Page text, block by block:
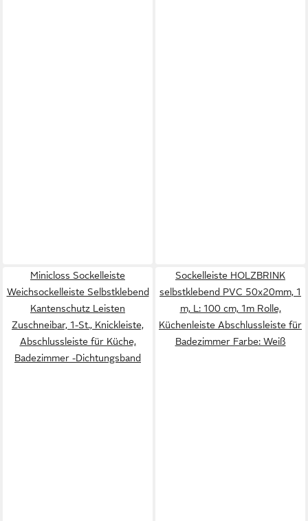
Minicloss Sockelleiste
Weichsockelleiste Selbstklebend
Kantenschutz Leisten
Zuschneibar, 1-St., Knickleiste,
Abschlussleiste für Küche,
Badezimmer -Dichtungsband
Sockelleiste HOLZBRINK
selbstklebend PVC 50x20mm, 1
m, L: 100 cm, 1m Rolle,
Küchenleiste Abschlussleiste für
Badezimmer Farbe: Weiß